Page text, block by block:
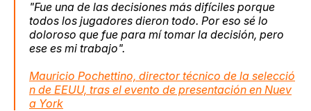
"Fue una de las decisiones más difíciles porque
todos los jugadores dieron todo. Por eso sé lo
doloroso que fue para mí tomar la decisión, pero
ese es mi trabajo".
Mauricio Pochettino, director técnico de la selecció
n de EEUU, tras el evento de presentación en Nuev
a York